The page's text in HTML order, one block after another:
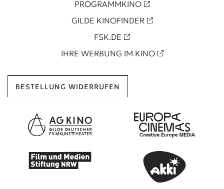
PROGRAMMKINO
GILDE KINOFINDER
FSK.DE
IHRE WERBUNG IM KINO
BESTELLUNG WIDERRUFEN